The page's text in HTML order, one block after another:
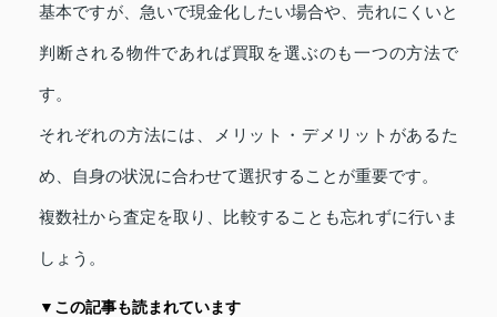
基本ですが、急いで現金化したい場合や、売れにくいと
判断される物件であれば買取を選ぶのも一つの方法で
す。
それぞれの方法には、メリット・デメリットがあるた
め、自身の状況に合わせて選択することが重要です。
複数社から査定を取り、比較することも忘れずに行いま
しょう。
▼この記事も読まれています